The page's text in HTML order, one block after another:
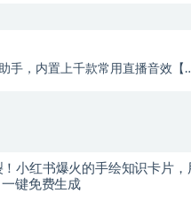
手，内置上千款常用直播音效【
小红书爆火的手绘知识卡片，
键免费生成